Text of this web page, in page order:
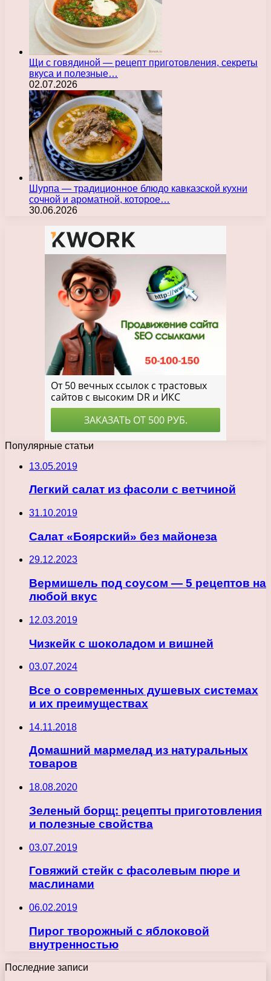
Щи с говядиной — рецепт приготовления, секреты
вкуса и полезные…
02.07.2026
Шурпа — традиционное блюдо кавказской кухни
сочной и ароматной, которое…
30.06.2026
Популярные статьи
13.05.2019
Легкий салат из фасоли с ветчиной
31.10.2019
Салат «Боярский» без майонеза
29.12.2023
Вермишель под соусом — 5 рецептов на
любой вкус
12.03.2019
Чизкейк с шоколадом и вишней
03.07.2024
Все о современных душевых системах
и их преимуществах
14.11.2018
Домашний мармелад из натуральных
товаров
18.08.2020
Зеленый борщ: рецепты приготовления
и полезные свойства
03.07.2019
Говяжий стейк с фасолевым пюре и
маслинами
06.02.2019
Пирог творожный с яблоковой
внутренностью
Последние записи